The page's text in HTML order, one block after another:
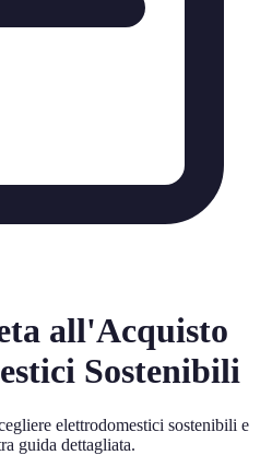
all'Acquisto
Sostenibili
elettrodomestici sostenibili e
guida dettagliata.